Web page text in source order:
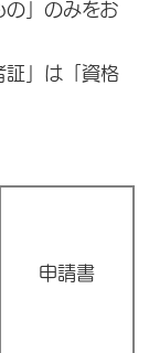
」のみをお
」は「資格
申請書